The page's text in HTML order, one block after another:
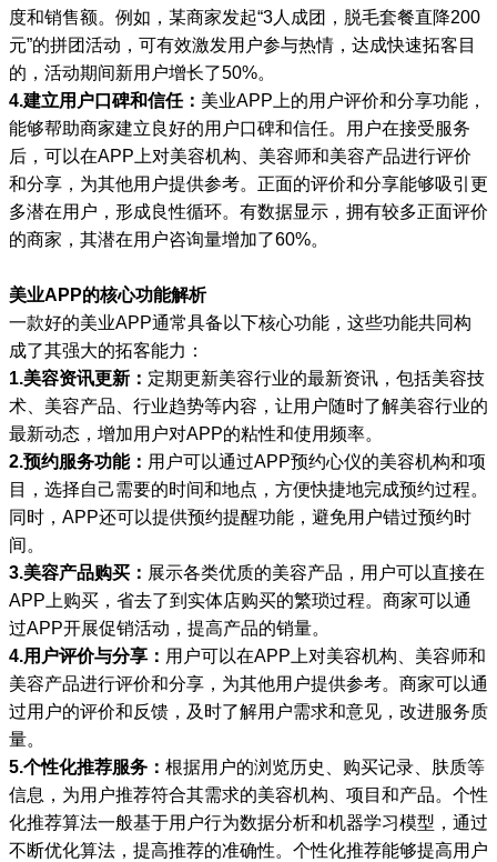
度和销售额。例如，某商家发起“3人成团，脱毛套餐直降200
元”的拼团活动，可有效激发用户参与热情，达成快速拓客目
的，活动期间新用户增长了50%。
4.建立用户口碑和信任： 美业APP上的用户评价和分享功能，
能够帮助商家建立良好的用户口碑和信任。用户在接受服务
后，可以在APP上对美容机构、美容师和美容产品进行评价
和分享，为其他用户提供参考。正面的评价和分享能够吸引更
多潜在用户，形成良性循环。有数据显示，拥有较多正面评价
的商家，其潜在用户咨询量增加了60%。
美业APP的核心功能解析
一款好的美业APP通常具备以下核心功能，这些功能共同构
成了其强大的拓客能力：
1.美容资讯更新： 定期更新美容行业的最新资讯，包括美容技
术、美容产品、行业趋势等内容，让用户随时了解美容行业的
最新动态，增加用户对APP的粘性和使用频率。
2.预约服务功能： 用户可以通过APP预约心仪的美容机构和项
目，选择自己需要的时间和地点，方便快捷地完成预约过程。
同时，APP还可以提供预约提醒功能，避免用户错过预约时
间。
3.美容产品购买： 展示各类优质的美容产品，用户可以直接在
APP上购买，省去了到实体店购买的繁琐过程。商家可以通
过APP开展促销活动，提高产品的销量。
4.用户评价与分享： 用户可以在APP上对美容机构、美容师和
美容产品进行评价和分享，为其他用户提供参考。商家可以通
过用户的评价和反馈，及时了解用户需求和意见，改进服务质
量。
5.个性化推荐服务： 根据用户的浏览历史、购买记录、肤质等
信息，为用户推荐符合其需求的美容机构、项目和产品。个性
化推荐算法一般基于用户行为数据分析和机器学习模型，通过
不断优化算法，提高推荐的准确性。个性化推荐能够提高用户